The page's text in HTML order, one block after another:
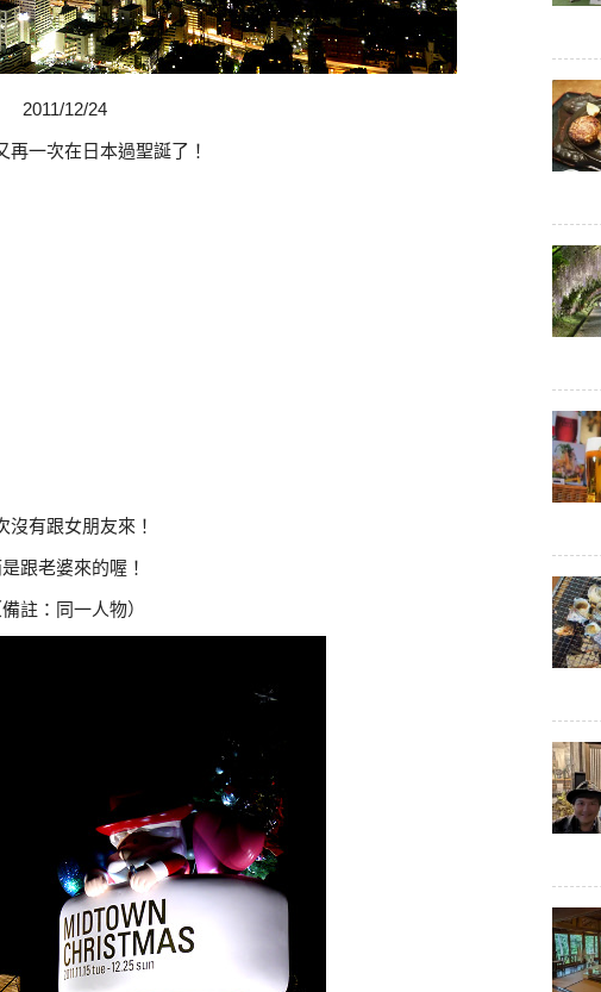
2011/12/24
再一次在日本過聖誕了！
沒有跟女朋友來！
跟老婆來的喔！
註：同一人物）